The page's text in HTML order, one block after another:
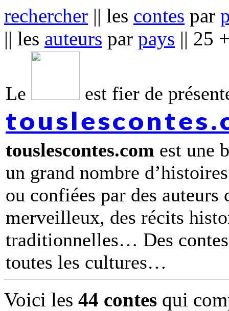
rechercher || les contes par
|| les auteurs par pays || 25
Le est fier de
touslescontes.com est une
un grand nombre
ou confiées par des
merveilleux, des récits
traditionnelles… Des
toutes les cultures
Voici les 44 contes qui